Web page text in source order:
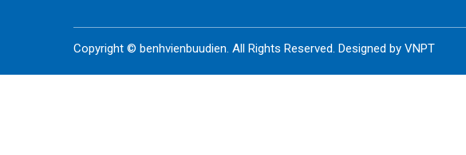
Copyright © benhvienbuudien. All Rights Reserved. Designed by VNPT